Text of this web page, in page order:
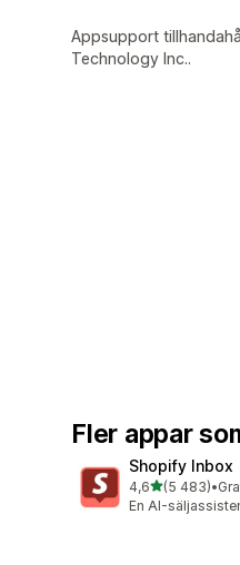
Appsupport
Technology Inc..
Fler appar
Shopify Inbox
4,6av 5 stjärnor
(5 483)
5483 recensioner
•
En AI-